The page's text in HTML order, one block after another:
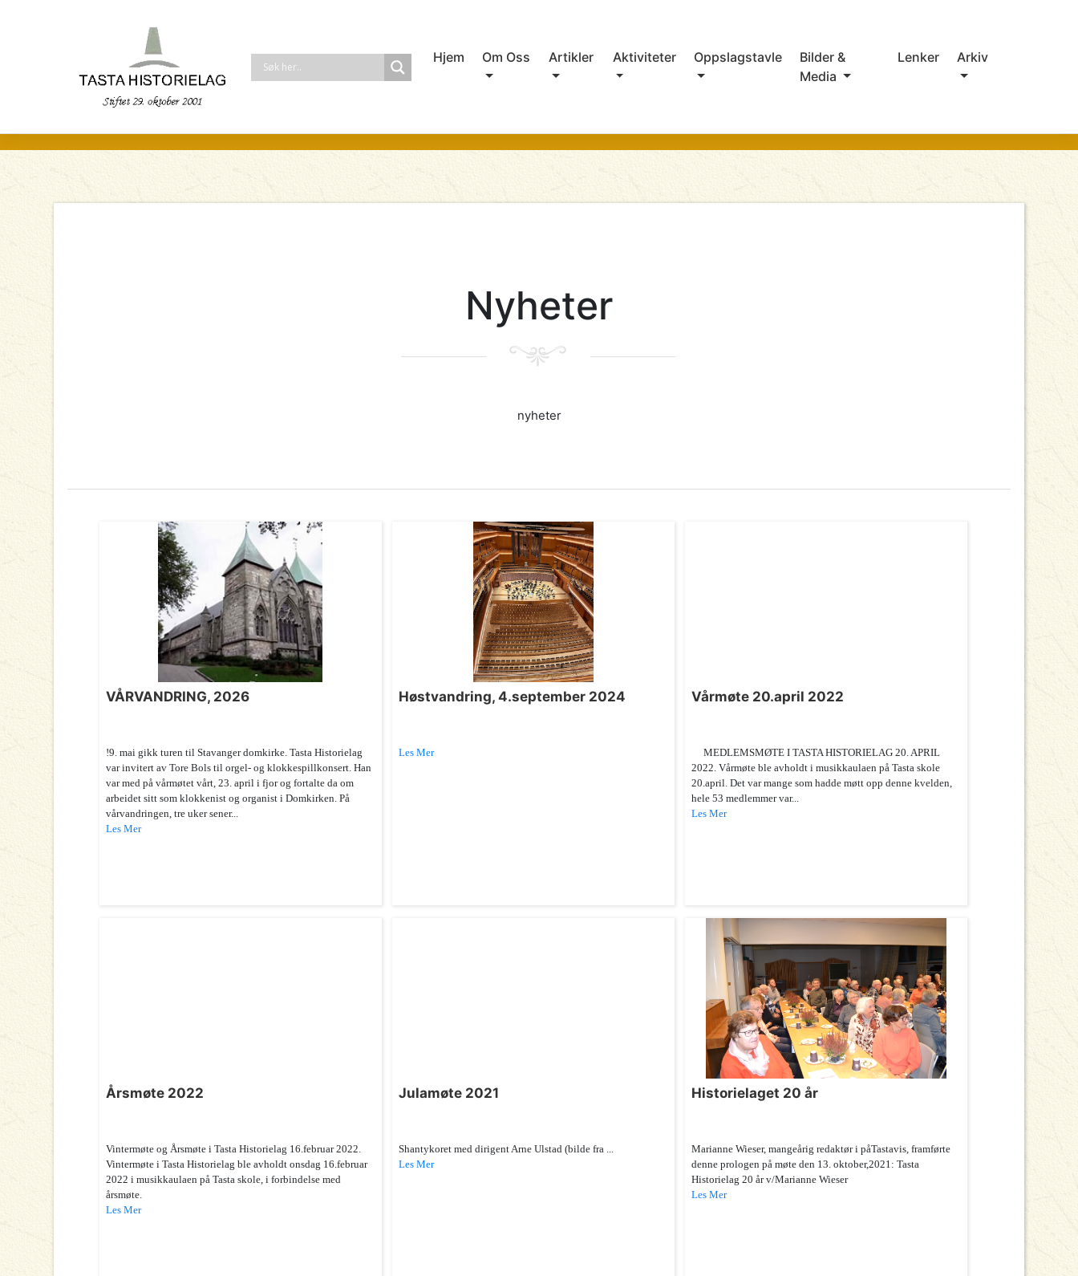
Hjem Om Oss Artikler Aktiviteter Oppslagstavle
Bilder &
Media
Lenker Arkiv
Nyheter
nyheter
VÅRVANDRING, 2026
!9. mai gikk turen til Stavanger domkirke. Tasta Historielag
var invitert av Tore Bols til orgel- og klokkespillkonsert. Han
var med på vårmøtet vårt, 23. april i fjor og fortalte da om
arbeidet sitt som klokkenist og organist i Domkirken. På
vårvandringen, tre uker sener...
Les Mer
Høstvandring, 4.september 2024
Les Mer
Vårmøte 20.april 2022
MEDLEMSMØTE I TASTA HISTORIELAG 20. APRIL
2022. Vårmøte ble avholdt i musikkaulaen på Tasta skole
20.april. Det var mange som hadde møtt opp denne kvelden,
hele 53 medlemmer var...
Les Mer
Årsmøte 2022
Vintermøte og Årsmøte i Tasta Historielag 16.februar 2022.
Vintermøte i Tasta Historielag ble avholdt onsdag 16.februar
2022 i musikkaulaen på Tasta skole, i forbindelse med
årsmøte.
Les Mer
Julamøte 2021
Shantykoret med dirigent Arne Ulstad (bilde fra ...
Les Mer
Historielaget 20 år
Marianne Wieser, mangeårig redaktør i påTastavis, framførte
denne prologen på møte den 13. oktober,2021: Tasta
Historielag 20 år v/Marianne Wieser
Les Mer